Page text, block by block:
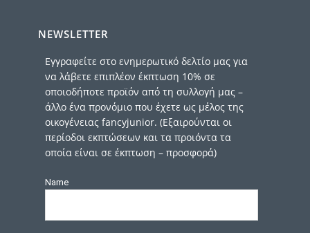
NEWSLETTER
Εγγραφείτε στο ενημερωτικό δελτίο μας για
να λάβετε επιπλέον έκπτωση 10% σε
οποιοδήποτε προϊόν από τη συλλογή μας –
άλλο ένα προνόμιο που έχετε ως μέλος της
οικογένειας fancyjunior. (Εξαιρούνται οι
περίοδοι εκπτώσεων και τα προιόντα τα
οποία είναι σε έκπτωση – προσφορά)
Name